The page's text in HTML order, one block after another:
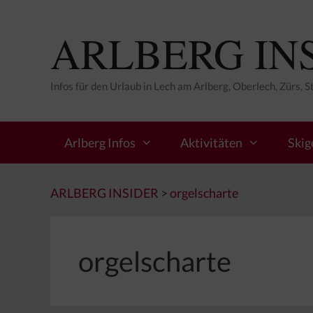
ARLBERG
Infos für den Urlaub in Lech am Arlberg, Oberlech, Zürs,
Arlberg Infos Aktivitäten
ARLBERG INSIDER >orgelscharte
orgelscharte